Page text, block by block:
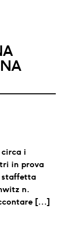
i
in prova
staffetta
n.
[…]